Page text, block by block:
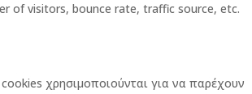
of visitors, bounce rate, traffic source, etc.
χρησιμοποιούνται για να παρέχουν